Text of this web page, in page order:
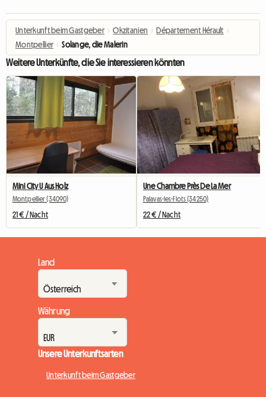
Unterkunft beim Gastgeber › Okzitanien › Département Hérault ›
Montpellier › Solange, die Malerin
Weitere Unterkünfte, die Sie interessieren könnten
Mini City U Aus Holz
Montpellier (34090)
21 € / Nacht
Une Chambre Près De La Mer
Palavas-les-Flots (34250)
22 € / Nacht
Land
Währung
Unsere Unterkunftsarten
Unterkunft beim Gastgeber